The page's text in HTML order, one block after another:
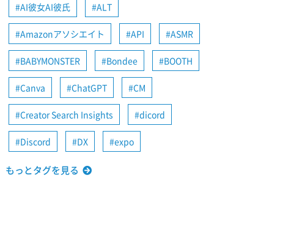
AI彼女AI彼氏 ALT
Amazonアソシエイト API ASMR
BABYMONSTER Bondee BOOTH
Canva ChatGPT CM
Creator Search Insights dicord
Discord DX expo
もっとタグを見る